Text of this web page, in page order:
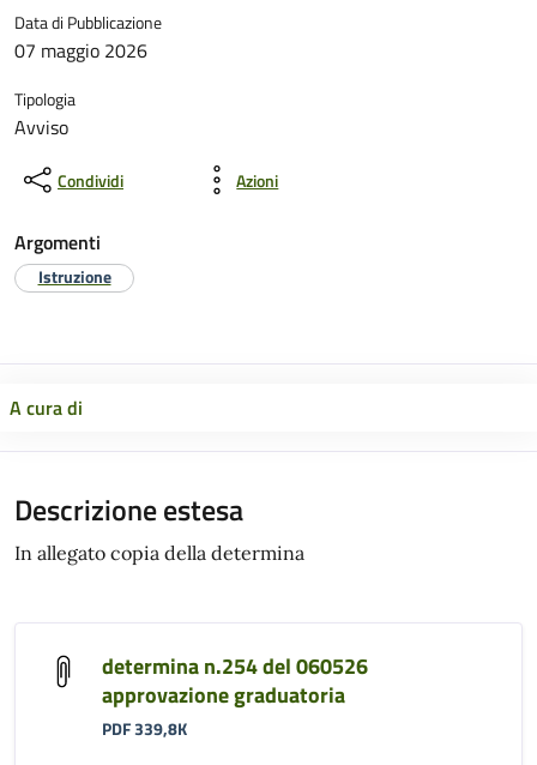
Data di Pubblicazione
07 maggio 2026
Tipologia
Avviso
Condividi Azioni
Argomenti
Istruzione
A cura di
Descrizione estesa
In allegato copia della determina
determina n.254 del 060526
approvazione graduatoria
PDF 339,8K